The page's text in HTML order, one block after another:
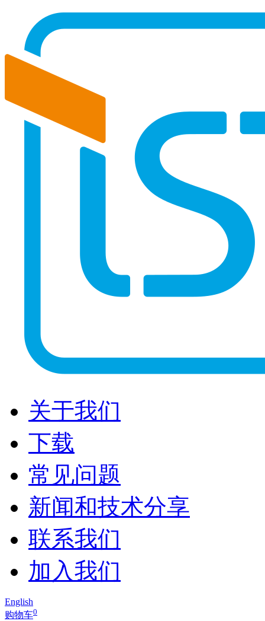
关于我们
下载
常见问题
新闻和技术分享
联系我们
加入我们
English
购物车0